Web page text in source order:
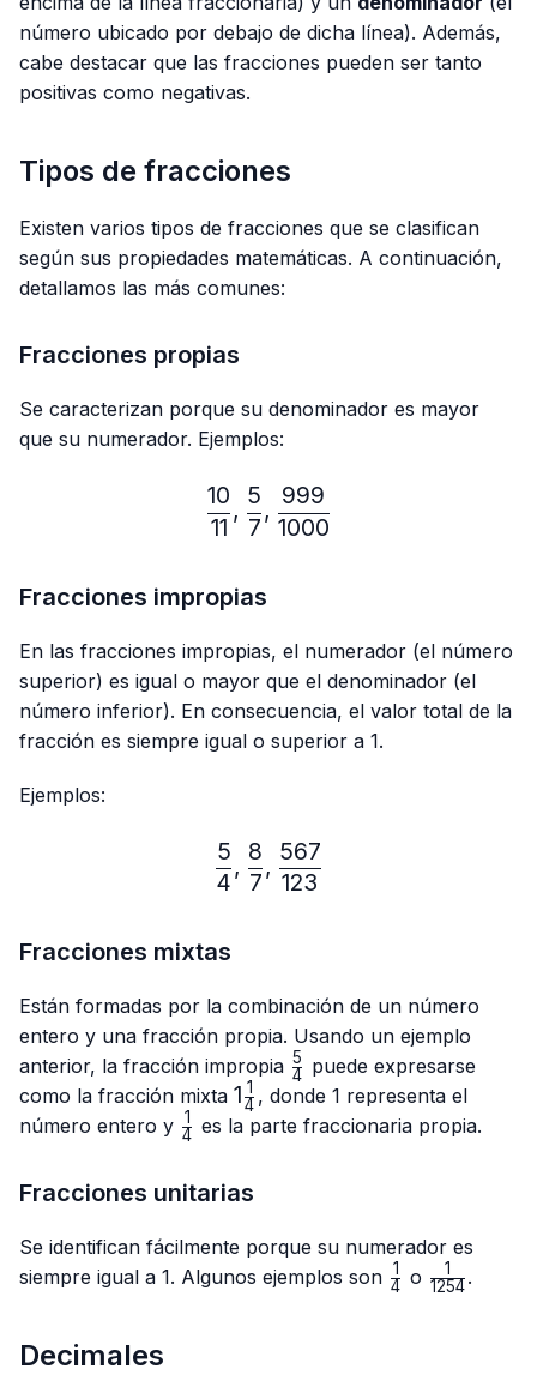
número ubicado por debajo de dicha línea). Además,
cabe destacar que las fracciones pueden ser tanto
positivas como negativas.
Tipos de fracciones
Existen varios tipos de fracciones que se clasifican
según sus propiedades matemáticas. A continuación,
detallamos las más comunes:
Fracciones propias
Se caracterizan porque su denominador es mayor
que su numerador. Ejemplos:
11
10
,
7
5
,
1000
999
Fracciones impropias
En las fracciones impropias, el numerador (el número
superior) es igual o mayor que el denominador (el
número inferior). En consecuencia, el valor total de la
fracción es siempre igual o superior a 1.
Ejemplos:
4
5
,
7
8
,
123
567
Fracciones mixtas
Están formadas por la combinación de un número
entero y una fracción propia. Usando un ejemplo
anterior, la fracción impropia \frac{5}
{4}
4
5
puede expresarse
como la fracción mixta 1\frac{1}
{4}
1 4
1 , donde 1 representa el
número entero y \frac{1}
4
1 es la parte fraccionaria propia.
Fracciones unitarias
Se identifican fácilmente porque su numerador es
siempre igual a 1. Algunos ejemplos son \frac{1}
4
1 o \frac{1}
1254
1 .
Decimales